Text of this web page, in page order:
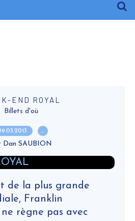
END ROYAL
Billets d'où
…
Dan SAUBION
de la plus grande
Franklin
ne règne pas avec